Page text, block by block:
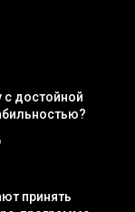
с достойной
принять